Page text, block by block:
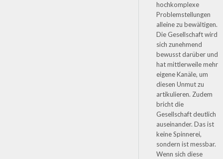
hochkomplexe
Problemstellungen
alleine zu bewältigen.
Die Gesellschaft wird
sich zunehmend
bewusst darüber und
hat mittlerweile mehr
eigene Kanäle, um
diesen Unmut zu
artikulieren. Zudem
bricht die
Gesellschaft deutlich
auseinander. Das ist
keine Spinnerei,
sondern ist messbar.
Wenn sich diese